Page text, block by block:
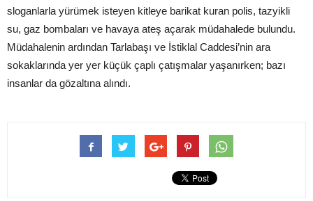
sloganlarla yürümek isteyen kitleye barikat kuran polis, tazyikli
su, gaz bombaları ve havaya ateş açarak müdahalede bulundu.
Müdahalenin ardından Tarlabaşı ve İstiklal Caddesi’nin ara
sokaklarında yer yer küçük çaplı çatışmalar yaşanırken; bazı
insanlar da gözaltına alındı.